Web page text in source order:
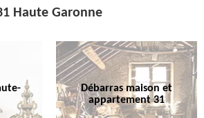
Haute Garonne
Débarras maison et
appartement 31